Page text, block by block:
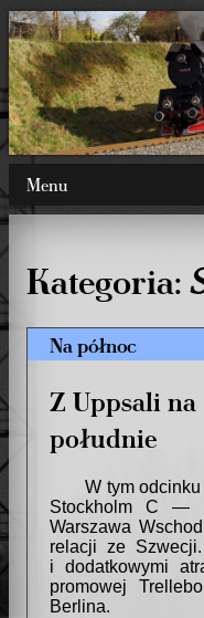
Menu
Kategoria:
Na północ
Z Uppsali na
południe
W tym
Stockholm C
Warszawa
relacji ze
i dodatkowymi
promowej
Berlina.